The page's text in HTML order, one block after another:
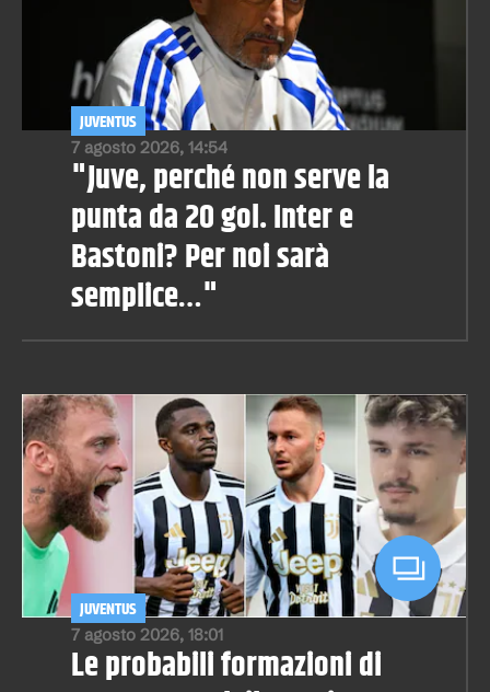
7 agosto 2026, 14:54
JUVENTUS
"Juve, perché non serve la
punta da 20 gol. Inter e
Bastoni? Per noi sarà
semplice…"
7 agosto 2026, 18:01
JUVENTUS
Le probabili formazioni di